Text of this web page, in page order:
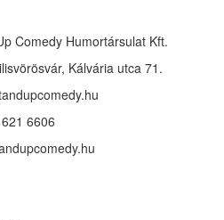
Comedy Humortársulat Kft.
Kálvária utca 71.
6606